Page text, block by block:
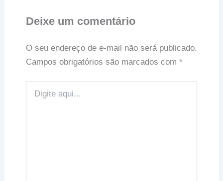
Deixe um comentário
O seu endereço de e-mail não será publicado.
Campos obrigatórios são marcados com *
aqui...